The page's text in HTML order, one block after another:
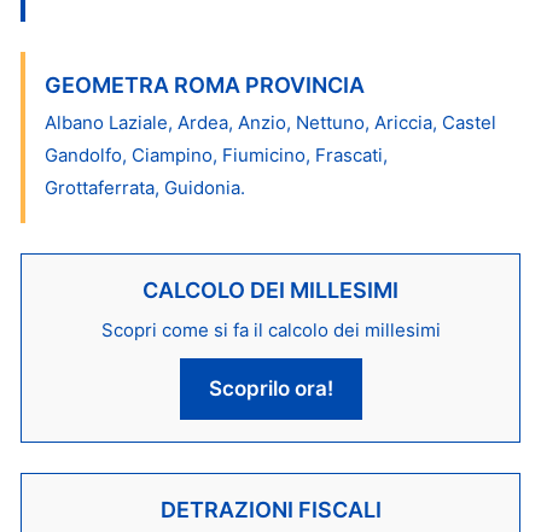
GEOMETRA ROMA PROVINCIA
Albano Laziale, Ardea, Anzio, Nettuno, Ariccia, Castel
Gandolfo, Ciampino, Fiumicino, Frascati,
Grottaferrata, Guidonia.
CALCOLO DEI MILLESIMI
Scopri come si fa il calcolo dei millesimi
Scoprilo ora!
DETRAZIONI FISCALI